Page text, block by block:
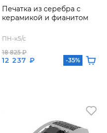
Печатка из серебра с
керамикой и фианитом
ПН-к5/с
12 237 ₽
18 825 ₽
-35%